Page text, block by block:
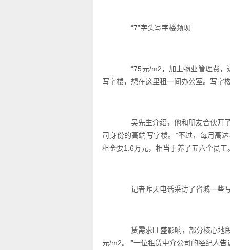
“7”字头写字楼频现
“75元/m2，加上物业管理费，
写字楼，想在这里租一间办公室。写字
吴先生介绍，他和朋友合伙开了
司身份的高端写字楼。”不过，每月高
租金要1.6万元，相当于养了五六个员工
记者昨天电话采访了省城一些写
赁需求旺盛影响，部分核心地段
元/m2。 ”一位租赁中介公司的经纪人告